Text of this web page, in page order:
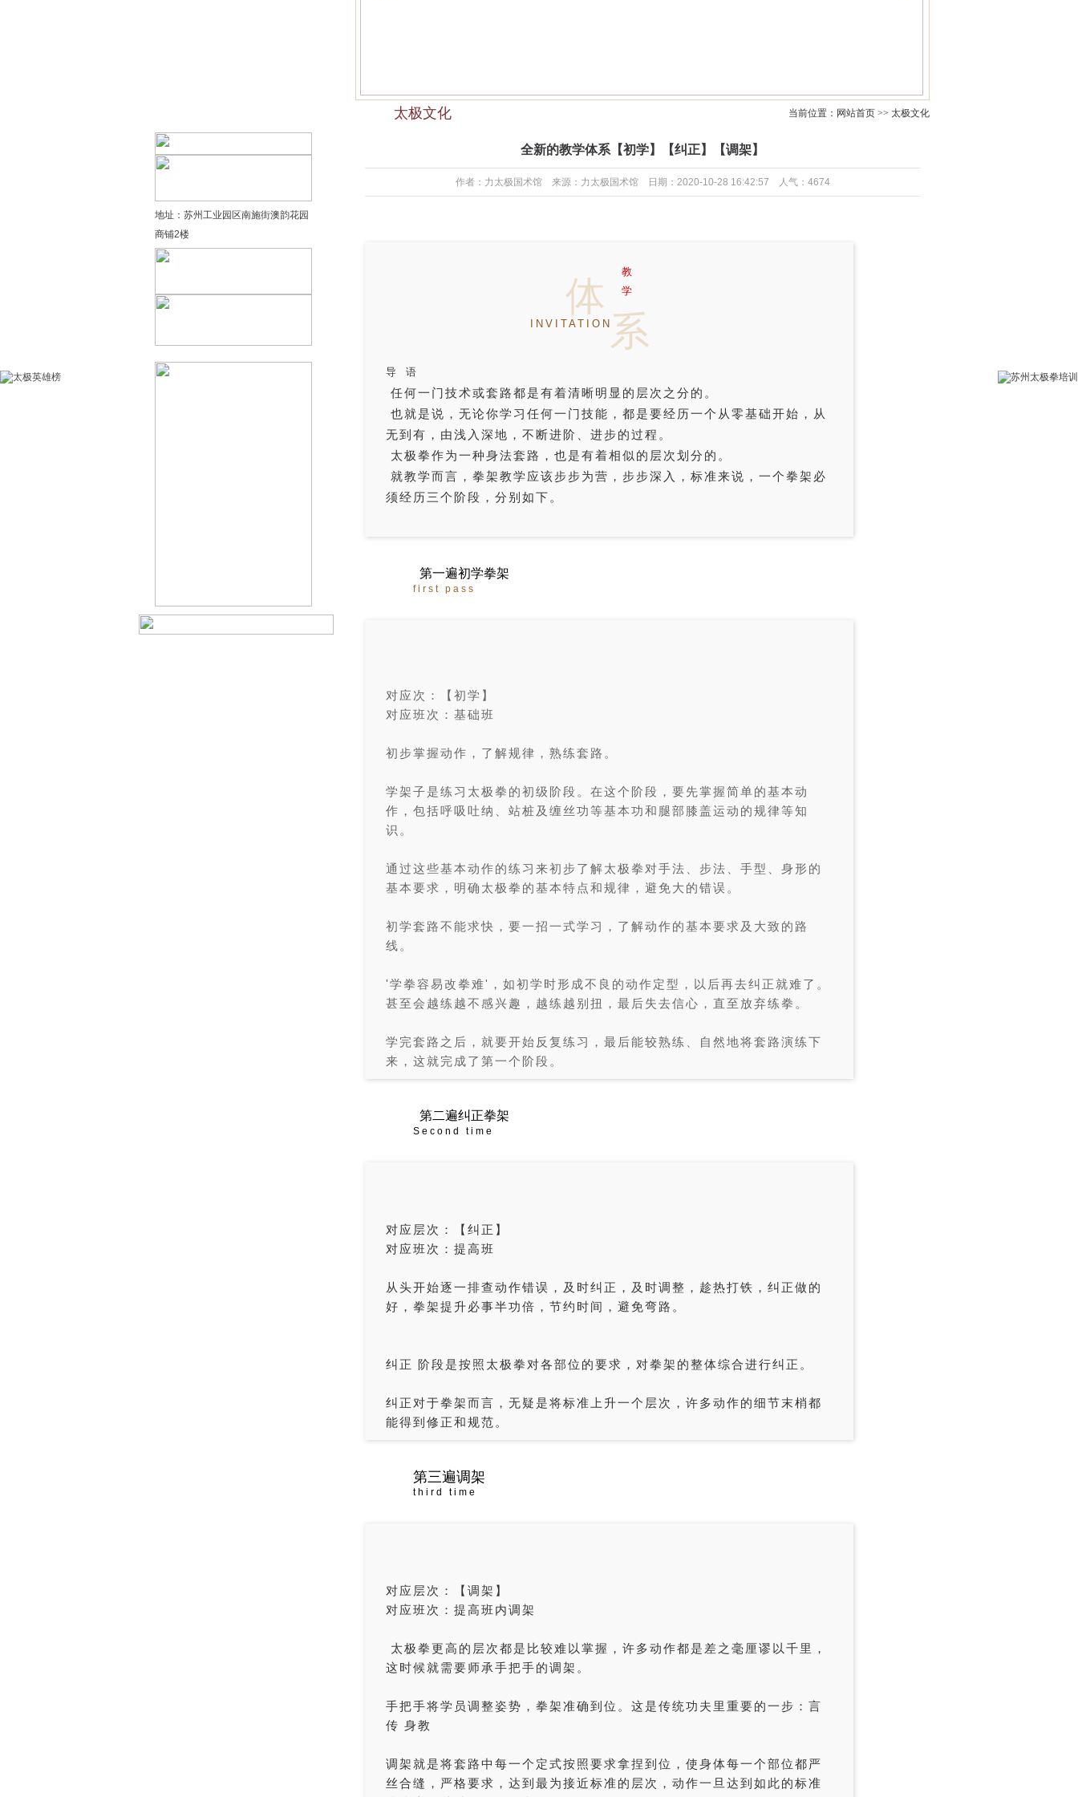
地址：苏州工业园区南施街澳韵花园
商铺2楼
当前位置：网站首页 >> 太极文化
太极文化
全新的教学体系【初学】【纠正】【调架】
作者：力太极国术馆 来源：力太极国术馆 日期：2020-10-28 16:42:57 人气：4674
体
教
学
INVITATION系
导 语
任何一门技术或套路都是有着清晰明显的层次之分的。
也就是说，无论你学习任何一门技能，都是要经历一个从零基础开始，从
无到有，由浅入深地，不断进阶、进步的过程。
太极拳作为一种身法套路，也是有着相似的层次划分的。
就教学而言，拳架教学应该步步为营，步步深入，标准来说，一个拳架必
须经历三个阶段，分别如下。
第一遍初学拳架
first pass
对应次：【初学】
对应班次：基础班
初步掌握动作，了解规律，熟练套路。
学架子是练习太极拳的初级阶段。在这个阶段，要先掌握简单的基本动
作，包括呼吸吐纳、站桩及缠丝功等基本功和腿部膝盖运动的规律等知
识。
通过这些基本动作的练习来初步了解太极拳对手法、步法、手型、身形的
基本要求，明确太极拳的基本特点和规律，避免大的错误。
初学套路不能求快，要一招一式学习，了解动作的基本要求及大致的路
线。
'学拳容易改拳难'，如初学时形成不良的动作定型，以后再去纠正就难了。
甚至会越练越不感兴趣，越练越别扭，最后失去信心，直至放弃练拳。
学完套路之后，就要开始反复练习，最后能较熟练、自然地将套路演练下
来，这就完成了第一个阶段。
第二遍纠正拳架
Second time
对应层次：【纠正】
对应班次：提高班
从头开始逐一排查动作错误，及时纠正，及时调整，趁热打铁，纠正做的
好，拳架提升必事半功倍，节约时间，避免弯路。
纠正 阶段是按照太极拳对各部位的要求，对拳架的整体综合进行纠正。
纠正对于拳架而言，无疑是将标准上升一个层次，许多动作的细节末梢都
能得到修正和规范。
第三遍调架
third time
对应层次：【调架】
对应班次：提高班内调架
太极拳更高的层次都是比较难以掌握，许多动作都是差之毫厘谬以千里，
这时候就需要师承手把手的调架。
手把手将学员调整姿势，拳架准确到位。这是传统功夫里重要的一步：言
传 身教
调架就是将套路中每一个定式按照要求拿捏到位，使身体每一个部位都严
丝合缝，严格要求，达到最为接近标准的层次，动作一旦达到如此的标准